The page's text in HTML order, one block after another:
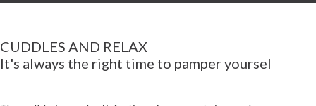
CUDDLES AND RELAX
It's always the right time to pamper yoursel